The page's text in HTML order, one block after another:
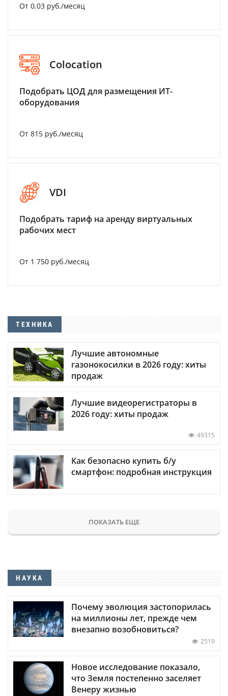
От 0.03 руб./месяц
Colocation
Подобрать ЦОД для размещения ИТ-
оборудования
От 815 руб./месяц
VDI
Подобрать тариф на аренду виртуальных
рабочих мест
От 1 750 руб./месяц
ТЕХНИКА
Лучшие автономные
газонокосилки в 2026 году: хиты
продаж
Лучшие видеорегистраторы в
2026 году: хиты продаж
49315
Как безопасно купить б/у
смартфон: подробная инструкция
ПОКАЗАТЬ ЕЩЕ
НАУКА
Почему эволюция застопорилась
на миллионы лет, прежде чем
внезапно возобновиться?
2519
Новое исследование показало,
что Земля постепенно заселяет
Венеру жизнью